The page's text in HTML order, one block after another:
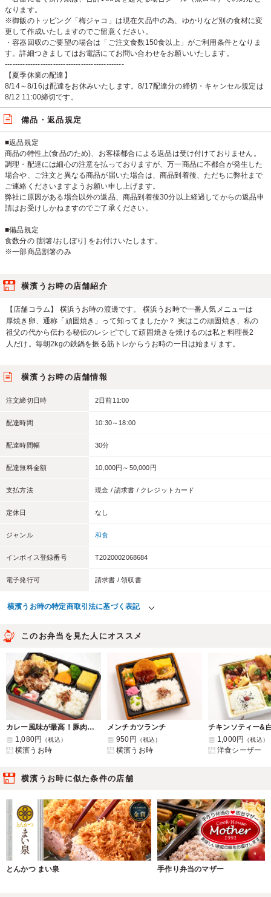
なります。
※御飯のトッピング「梅ジャコ」は現在欠品中の為、ゆかりなど別の食材に変
更して作成いたしますのでご留意ください。
・容器回収のご要望の場合は「ご注文食数150食以上」がご利用条件となりま
す。詳細つきましてはお電話にてお問い合わせをお願いいたします。
-----------------------------------------------
【夏季休業の配達】
8/14～8/16は配達をお休みいたします。8/17配達分の締切・キャンセル規定は
8/12 11:00締切です。
備品・返品規定
■返品規定
商品の特性上(食品のため)、お客様都合による返品は受け付けておりません。
調理・配達には細心の注意を払っておりますが、万一商品に不都合が発生した
場合や、ご注文と異なる商品が届いた場合は、商品到着後、ただちに弊社まで
ご連絡くださいますようお願い申し上げます。
弊社に原因がある場合以外の返品、商品到着後30分以上経過してからの返品申
請はお受けしかねますのでご了承ください。
■備品規定
食数分の [割箸/おしぼり] をお付けいたします。
※一部商品割箸のみ
横濱うお時の店舗紹介
【店舗コラム】 横浜うお時の渡邊です。 横浜うお時で一番人気メニューは
厚焼き卵、通称「頑固焼き」って知ってましたか？ 実はこの頑固焼き、私の
祖父の代から伝わる秘伝のレシピでして頑固焼きを焼けるのは私と料理長2
人だけ。毎朝2kgの鉄鍋を振る筋トレからうお時の一日は始まります。
横濱うお時の店舗情報
注文締切日時 2日前11:00
配達時間 10:30～18:00
配達時間幅 30分
配達無料金額 10,000円～50,000円
支払方法 現金 / 請求書 / クレジットカード
定休日 なし
ジャンル 和食
インボイス登録番号 T2020002068684
電子発行可 請求書 / 領収書
横濱うお時の特定商取引法に基づく表記
このお弁当を見た人にオススメ
カレー風味が最高！豚肉のパイコー風揚げ幕の内弁当
1,080円
（税込）
横濱うお時
メンチカツランチ
950円
（税込）
横濱うお時
1,000円 （税込）
洋食シーザー
横濱うお時に似た条件の店舗
とんかつ まい泉 手作り弁当のマザー